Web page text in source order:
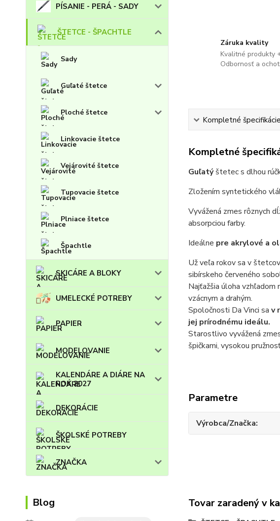
PÍSANIE - PERÁ - SADY
ŠTETCE - ŠPACHTLE
Sady
Guľaté štetce
Ploché štetce
Linkovacie štetce
Vejárovité štetce
Tupovacie štetce
Plniace štetce
Špachtle
SKICÁRE A BLOKY
UMELECKÉ POTREBY
PAPIER
MODELOVANIE
KALENDÁRE A DIÁRE NA
ROK 2027
DEKORÁCIE
ŠKOLSKÉ POTREBY
ZNAČKA
Blog
Záruka kvality
Kvalitné produkty
Odbornosť a
Kompletné špecifikácie
Kompletné
Guľatýštetec s dlhou
Zložením syntetického
Vyvážená zmes rôznych
absorpciou farby.
Ideálne pre akrylové a
Už veľa rokov sa v
sibírskeho červeného
Najťažšia úloha
vzácnym a drahým.
Spoločnosti Da Vinci sa v
jej prírodnému ideálu.
Starostlivo vyvážená
špičkami, vysokou
Parametre
Výrobca/Značka
Tovar zaradený v